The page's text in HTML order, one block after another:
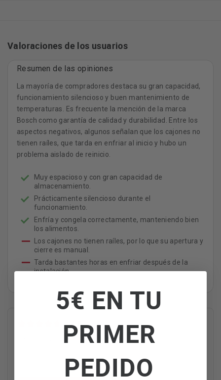
Valoraciones de los usuarios
Resumen de las opiniones
La mayoría de compradores destaca su gran capacidad,
funcionamiento silencioso y buen mantenimiento de
temperaturas. Es frecuente la mención de la marca
Bosch como garantía de calidad y durabilidad. Entre los
aspectos negativos, algunos señalan que los cajones no
tienen raíles, que tarda en enfriar al inicio y hubo un
problema aislado de reinicio.
Muy espacioso y con gran capacidad de
almacenamiento.
Prácticamente silencioso durante el
funcionamiento.
Enfría y congela correctamente, manteniendo bien
los alimentos.
Los cajones no tienen raíles, por lo que su apertura y
cierre es manual.
Tarda bastantes horas en enfriar después de la
instalación.
4.8 198 reseñas
149 de 198 (75,25%) autores de reseña recomiendan
5€ EN TU
PRIMER
PEDIDO